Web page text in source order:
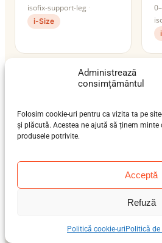
Administrează
consimțământul
Folosim cookie-uri pentru ca vizita ta pe
și plăcută. Acestea ne ajută să ținem
produsele potrivite.
Acceptă
Refuză
Politică cookie-uri Politică
isofix-support-leg
i-Size
Joie i-Spin 360